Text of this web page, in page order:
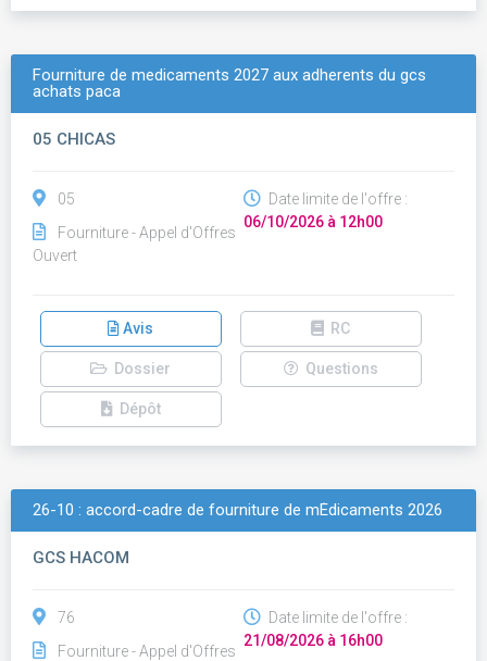
Fourniture de medicaments 2027 aux adherents du gcs
achats paca
05 CHICAS
05
Fourniture - Appel d'Offres
Ouvert
Date limite de l'offre :
06/10/2026 à 12h00
Avis RC
Dossier Questions
Dépôt
26-10 : accord-cadre de fourniture de mÉdicaments 2026
GCS HACOM
76
Fourniture - Appel d'Offres
Date limite de l'offre :
21/08/2026 à 16h00